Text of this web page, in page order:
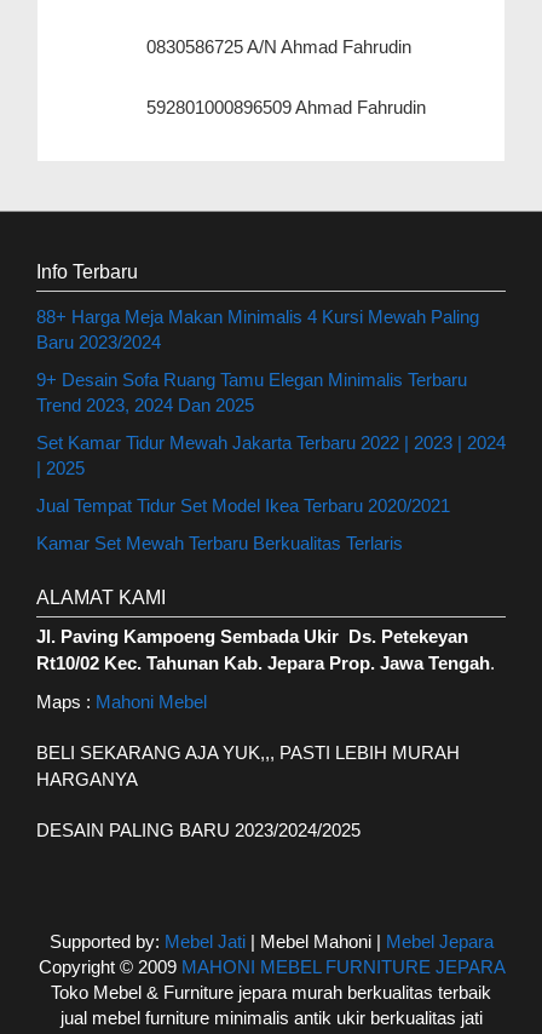
0830586725 A/N Ahmad Fahrudin
592801000896509 Ahmad Fahrudin
Info Terbaru
88+ Harga Meja Makan Minimalis 4 Kursi Mewah Paling
Baru 2023/2024
9+ Desain Sofa Ruang Tamu Elegan Minimalis Terbaru
Trend 2023, 2024 Dan 2025
Set Kamar Tidur Mewah Jakarta Terbaru 2022 | 2023 | 2024
| 2025
Jual Tempat Tidur Set Model Ikea Terbaru 2020/2021
Kamar Set Mewah Terbaru Berkualitas Terlaris
ALAMAT KAMI
Jl. Paving Kampoeng Sembada Ukir Ds. Petekeyan
Rt10/02 Kec. Tahunan Kab. Jepara Prop. Jawa Tengah.
Maps : Mahoni Mebel
BELI SEKARANG AJA YUK,,, PASTI LEBIH MURAH
HARGANYA
DESAIN PALING BARU 2023/2024/2025
Supported by: Mebel Jati| Mebel Mahoni | Mebel Jepara
Copyright © 2009 MAHONI MEBEL FURNITURE JEPARA
Toko Mebel & Furniture jepara murah berkualitas terbaik
jual mebel furniture minimalis antik ukir berkualitas jati